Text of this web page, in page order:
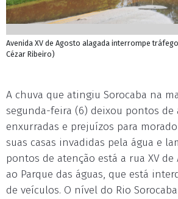
Avenida XV de Agosto alagada interrompe
Cézar Ribeiro)
A chuva que atingiu Sorocaba na
segunda-feira (6) deixou pontos de
enxurradas e prejuízos para
suas casas invadidas pela água e
pontos de atenção está a rua XV
ao Parque das águas, que está
de veículos. O nível do Rio